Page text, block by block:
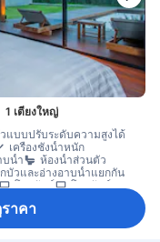
1 เตียงใหญ่
แบบปรับระดับความสูงได้
เครื่องชั่งน้ำหนัก
บน้ำ
ห้องน้ำส่วนตัว
บัวและอ่างอาบน้ำแยกกัน
โทรทัศน์
โทรทัศน์จอแบน
สระว่ายน้ำ
อุปกรณ์โมบายฮอตสปอต
าคา